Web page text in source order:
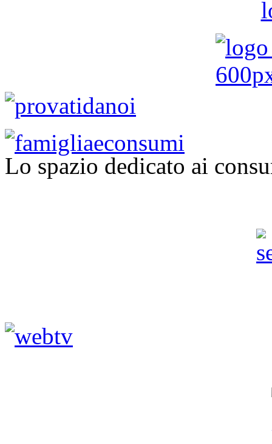
Lo spazio dedicato ai